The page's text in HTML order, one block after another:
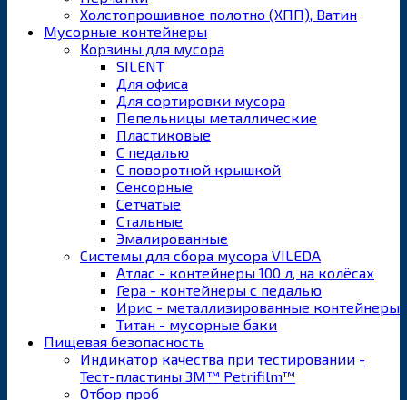
Холстопрошивное полотно (ХПП), Ватин
Мусорные контейнеры
Корзины для мусора
SILENT
Для офиса
Для сортировки мусора
Пепельницы металлические
Пластиковые
С педалью
С поворотной крышкой
Сенсорные
Сетчатые
Стальные
Эмалированные
Системы для сбора мусора VILEDA
Атлас - контейнеры 100 л, на колёсах
Гера - контейнеры с педалью
Ирис - металлизированные контейнеры
Титан - мусорные баки
Пищевая безопасность
Индикатор качества при тестировании -
Тест-пластины 3M™ Petrifilm™
Отбор проб